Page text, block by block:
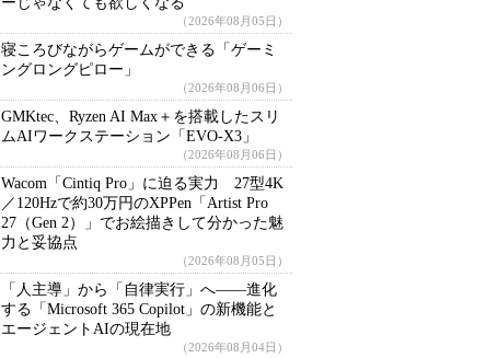
（2026年08月05日）
寝ころびながらゲームができる「ゲーミ
ングロングピロー」
（2026年08月06日）
GMKtec、Ryzen AI Max＋を搭載したスリ
ムAIワークステーション「EVO-X3」
（2026年08月06日）
Wacom「Cintiq Pro」に迫る実力 27型4K
／120Hzで約30万円のXPPen「Artist Pro
27（Gen 2）」でお絵描きして分かった魅
力と妥協点
（2026年08月05日）
「人主導」から「自律実行」へ――進化
する「Microsoft 365 Copilot」の新機能と
エージェントAIの現在地
（2026年08月04日）